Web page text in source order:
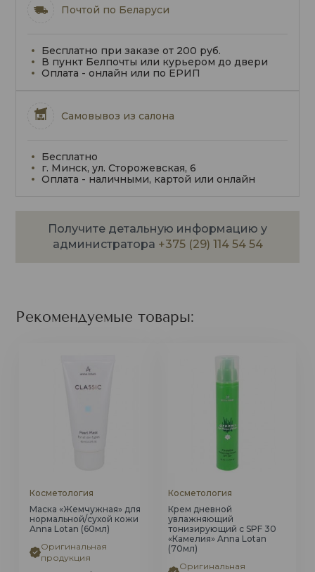
Почтой по Беларуси
Бесплатно при заказе от 200 руб.
В пункт Белпочты или курьером до двери
Оплата - онлайн или по ЕРИП
Самовывоз из салона
Бесплатно
г. Минск, ул. Сторожевская, 6
Оплата - наличными, картой или онлайн
Получите детальную информацию у
администратора +375 (29) 114 54 54
Рекомендуемые товары:
Косметология
Маска «Жемчужная» для
нормальной/сухой кожи
Anna Lotan (60мл)
Оригинальная
продукция
Косметология
Крем дневной
увлажняющий
тонизирующий с SPF 30
«Камелия» Anna Lotan
(70мл)
Оригинальная